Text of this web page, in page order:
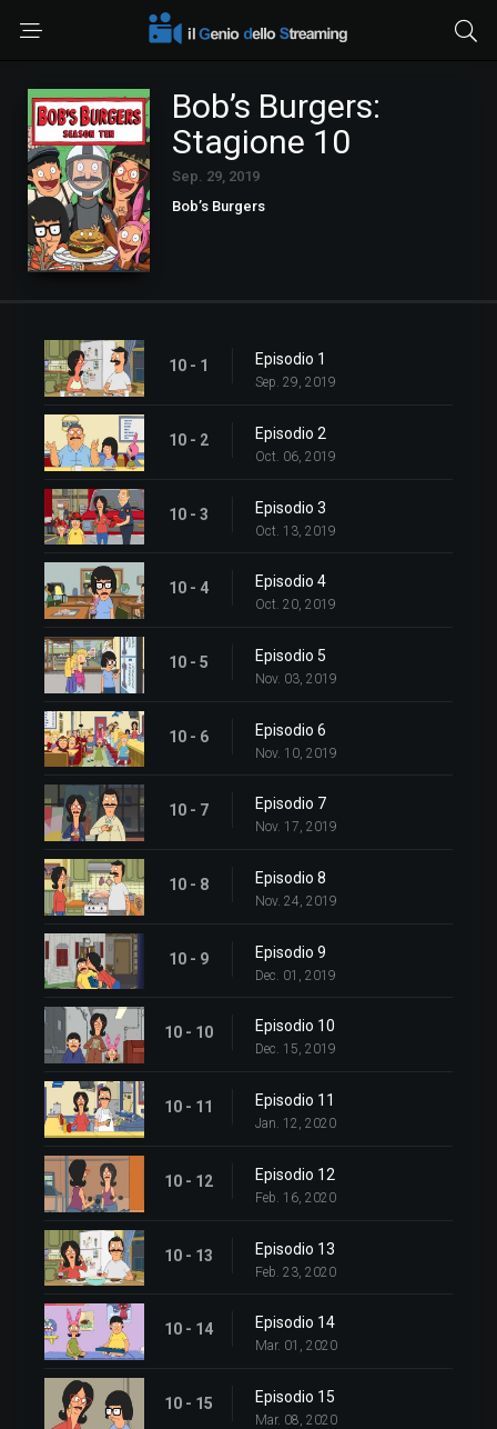
Bob’s Burgers:
Stagione 10
Sep. 29, 2019
Bob’s Burgers
10 - 1 Episodio 1
Sep. 29, 2019
10 - 2 Episodio 2
Oct. 06, 2019
10 - 3 Episodio 3
Oct. 13, 2019
10 - 4 Episodio 4
Oct. 20, 2019
10 - 5 Episodio 5
Nov. 03, 2019
10 - 6 Episodio 6
Nov. 10, 2019
10 - 7 Episodio 7
Nov. 17, 2019
10 - 8 Episodio 8
Nov. 24, 2019
10 - 9 Episodio 9
Dec. 01, 2019
10 - 10 Episodio 10
Dec. 15, 2019
10 - 11 Episodio 11
Jan. 12, 2020
10 - 12 Episodio 12
Feb. 16, 2020
10 - 13 Episodio 13
Feb. 23, 2020
10 - 14 Episodio 14
Mar. 01, 2020
10 - 15 Episodio 15
Mar. 08, 2020